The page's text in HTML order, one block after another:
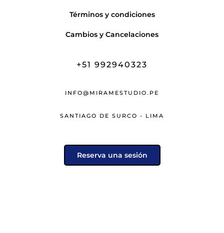
Términos y condiciones
Cambios y Cancelaciones
+51 992940323
INFO@MIRAMESTUDIO.PE
SANTIAGO DE SURCO - LIMA
Reserva una sesión